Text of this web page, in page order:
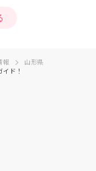
報
山形県
ド！